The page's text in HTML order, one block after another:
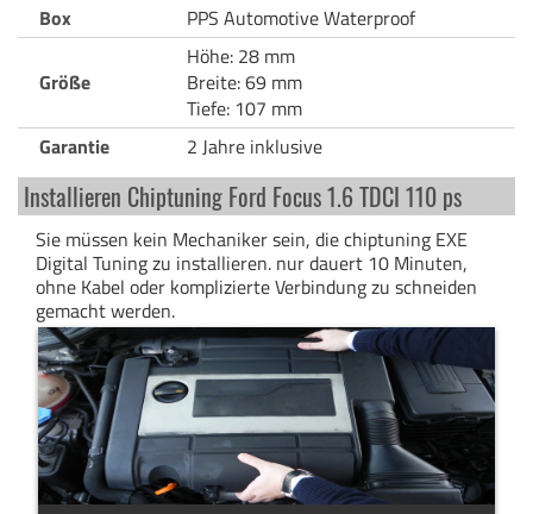
Box
PPS Automotive Waterproof
Größe
Höhe: 28 mm
Breite: 69 mm
Tiefe: 107 mm
Garantie
2 Jahre inklusive
Installieren Chiptuning Ford Focus 1.6 TDCI 110 ps
Sie müssen kein Mechaniker sein, die chiptuning EXE
Digital Tuning zu installieren. nur dauert 10 Minuten,
ohne Kabel oder komplizierte Verbindung zu schneiden
gemacht werden.